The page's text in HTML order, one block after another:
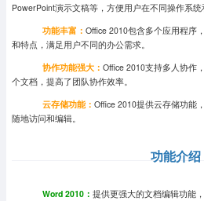
PowerPoint演示文稿等，方便用户在不同操作系统
功能丰富： Office 2010包含多个应用程序
和特点，满足用户不同的办公需求。
协作功能强大： Office 2010支持多人协作
个文档，提高了团队协作效率。
云存储功能： Office 2010提供云存储功能
随地访问和编辑。
功能介绍
Word 2010： 提供更强大的文档编辑功能